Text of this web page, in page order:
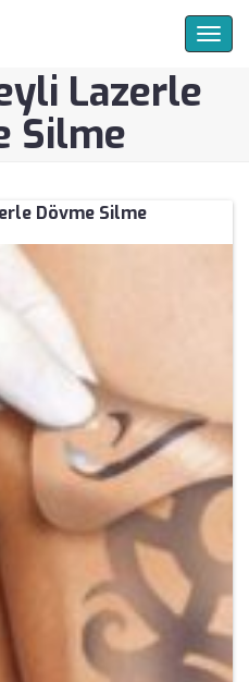
Lazerle
Silme
Dövme Silme